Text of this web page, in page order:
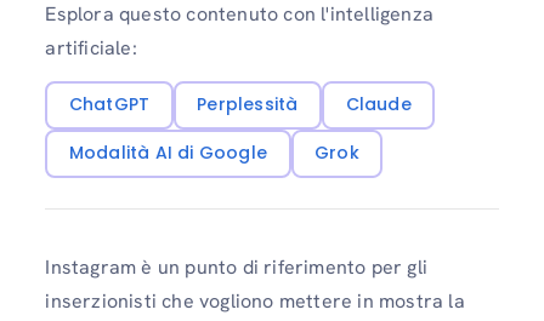
Esplora questo contenuto con l'intelligenza
artificiale:
ChatGPT Perplessità
Claude
Modalità AI di Google
Grok
Instagram è un punto di riferimento per gli
inserzionisti che vogliono mettere in mostra la